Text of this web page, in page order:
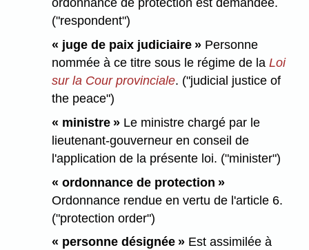
ordonnance de protection est demandée.
("respondent")
« juge de paix judiciaire » Personne
nommée à ce titre sous le régime de laLoi
sur la Cour provinciale. ("judicial justice of
the peace")
« ministre » Le ministre chargé par le
lieutenant-gouverneur en conseil de
l'application de la présente loi. ("minister")
« ordonnance de protection »
Ordonnance rendue en vertu de l'article 6.
("protection order")
« personne désignée » Est assimilée à